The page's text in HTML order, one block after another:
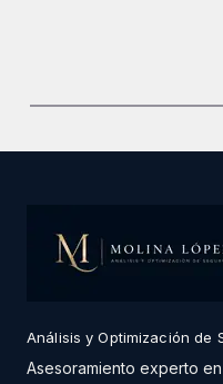
Análisis y Optimización de
Asesoramiento experto